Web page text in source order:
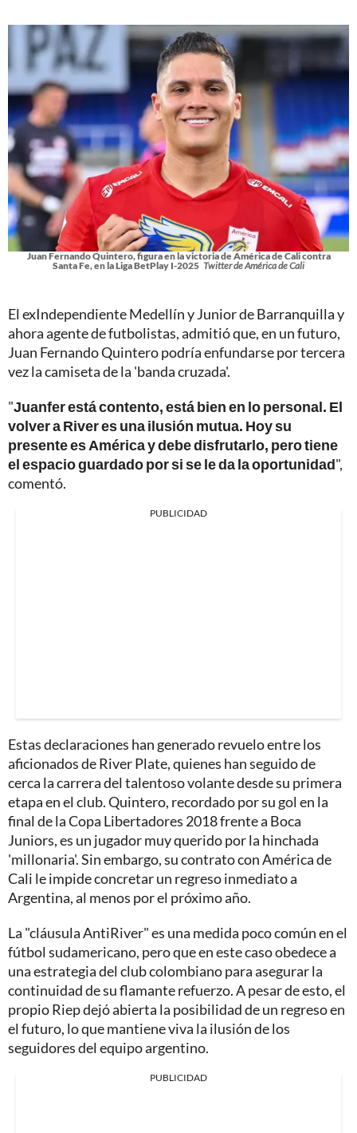
Juan Fernando Quintero, figura en la victoria de América de Cali contra
Santa Fe, en la Liga BetPlay I-2025 Twitter de América de Cali
El exIndependiente Medellín y Junior de Barranquilla y
ahora agente de futbolistas, admitió que, en un futuro,
Juan Fernando Quintero podría enfundarse por tercera
vez la camiseta de la 'banda cruzada'.
"Juanfer está contento, está bien en lo personal. El
volver a River es una ilusión mutua. Hoy su
presente es América y debe disfrutarlo, pero tiene
el espacio guardado por si se le da la oportunidad",
comentó.
PUBLICIDAD
Estas declaraciones han generado revuelo entre los
aficionados de River Plate, quienes han seguido de
cerca la carrera del talentoso volante desde su primera
etapa en el club. Quintero, recordado por su gol en la
final de la Copa Libertadores 2018 frente a Boca
Juniors, es un jugador muy querido por la hinchada
'millonaria'. Sin embargo, su contrato con América de
Cali le impide concretar un regreso inmediato a
Argentina, al menos por el próximo año.
La "cláusula AntiRiver" es una medida poco común en el
fútbol sudamericano, pero que en este caso obedece a
una estrategia del club colombiano para asegurar la
continuidad de su flamante refuerzo. A pesar de esto, el
propio Riep dejó abierta la posibilidad de un regreso en
el futuro, lo que mantiene viva la ilusión de los
seguidores del equipo argentino.
PUBLICIDAD